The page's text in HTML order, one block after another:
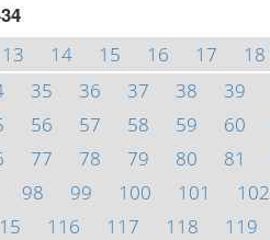
13 14 15 16 17 18
35 36 37 38 39
56 57 58 59 60
77 78 79 80 81
98 99 100 101 102
116 117 118 119